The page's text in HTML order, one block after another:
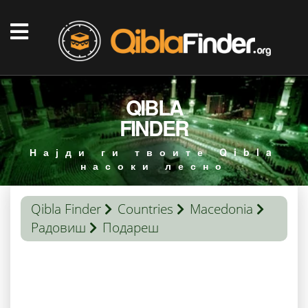
QIBLA
FINDER
Најди ги твоите Qibla
насоки лесно
Qibla Finder Countries
Macedonia
Радовиш
Подареш